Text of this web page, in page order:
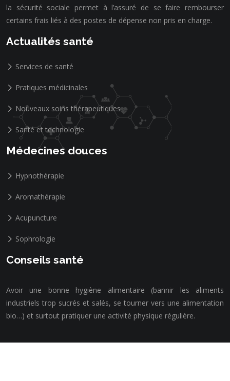
la sécurité sociale permet à l’assuré de se faire rembourser
certains frais liés à des postes de dépense non pris en charge.
Actualités santé
Services de santé
Pratiques médicinales
Nouveaux soins thérapeutiques
Santé et technologie
Médecines douces
Hypnothérapie
Aromathérapie
Acupuncture
Sophrologie
Conseils santé
Avoir une bonne hygiène alimentaire (bannir les aliments
industriels trop sucrés et salés, se tourner vers une alimentation
bio…) et surtout pratiquer une activité physique régulière.